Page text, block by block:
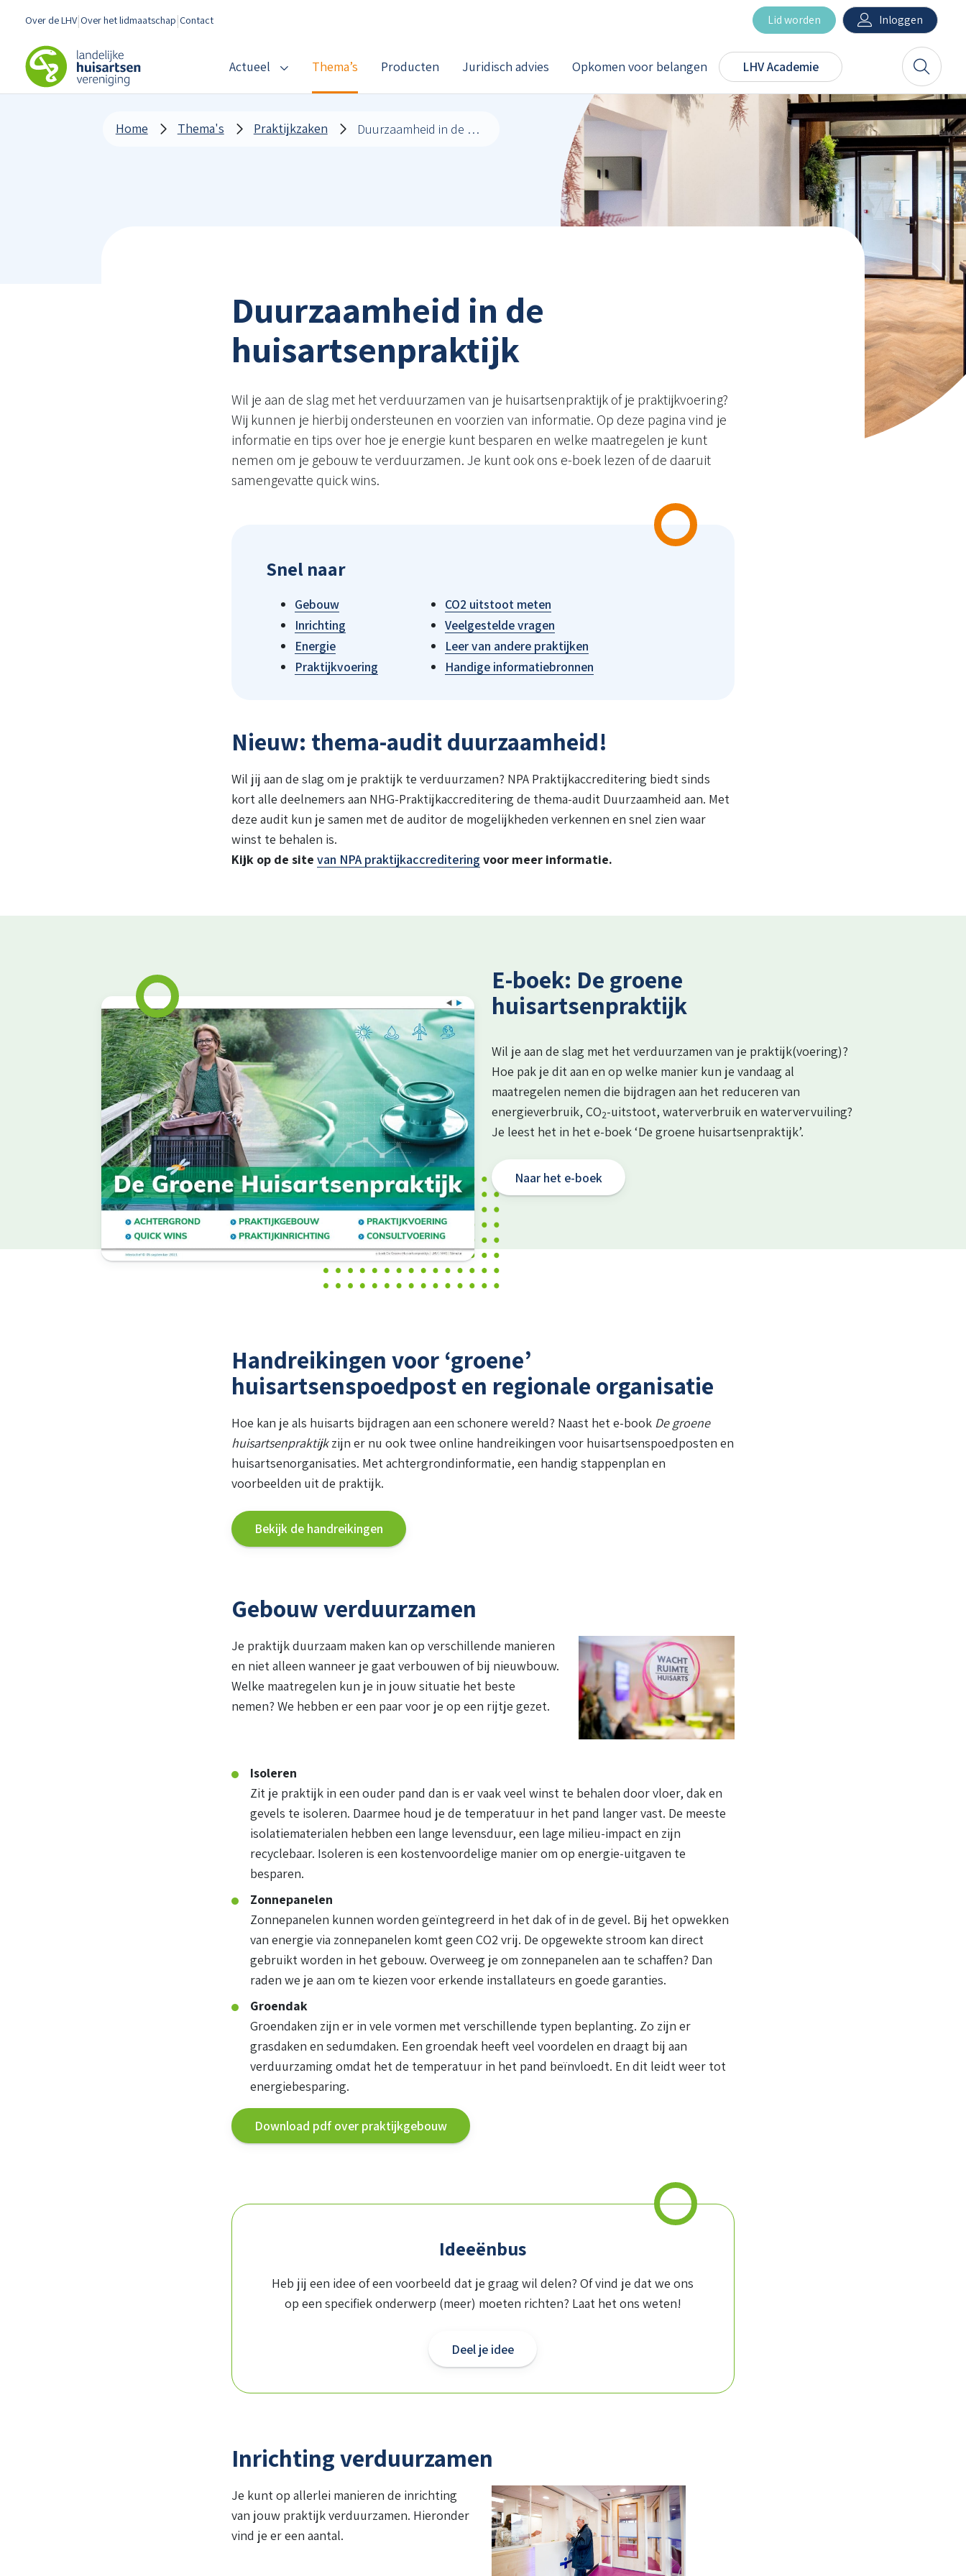
Over de LHV Over het lidmaatschap Contact Lid worden Inloggen
LHV
Actueel Thema’s Producten Juridisch advies Opkomen voor belangen LHV Academie
Zoeken
Home Thema's Praktijkzaken Duurzaamheid in de huisartsenpraktijk
Duurzaamheid in de
huisartsenpraktijk
Wil je aan de slag met het verduurzamen van je huisartsenpraktijk of je praktijkvoering?
Wij kunnen je hierbij ondersteunen en voorzien van informatie. Op deze pagina vind je
informatie en tips over hoe je energie kunt besparen en welke maatregelen je kunt
nemen om je gebouw te verduurzamen. Je kunt ook ons e-boek lezen of de daaruit
samengevatte quick wins.
Snel naar
Gebouw
Inrichting
Energie
Praktijkvoering
CO2 uitstoot meten
Veelgestelde vragen
Leer van andere praktijken
Handige informatiebronnen
Nieuw: thema-audit duurzaamheid!
Wil jij aan de slag om je praktijk te verduurzamen? NPA Praktijkaccreditering biedt sinds
kort alle deelnemers aan NHG-Praktijkaccreditering de thema-audit Duurzaamheid aan. Met
deze audit kun je samen met de auditor de mogelijkheden verkennen en snel zien waar
winst te behalen is.
Kijk op de site van NPA praktijkaccreditering voor meer informatie.
E-boek: De groene
huisartsenpraktijk
Wil je aan de slag met het verduurzamen van je praktijk(voering)?
Hoe pak je dit aan en op welke manier kun je vandaag al
maatregelen nemen die bijdragen aan het reduceren van
energieverbruik, CO2-uitstoot, waterverbruik en watervervuiling?
Je leest het in het e-boek ‘De groene huisartsenpraktijk’.
Naar het e-boek
Handreikingen voor ‘groene’
huisartsenspoedpost en regionale organisatie
Hoe kan je als huisarts bijdragen aan een schonere wereld? Naast het e-book De groene
huisartsenpraktijkzijn er nu ook twee online handreikingen voor huisartsenspoedposten en
huisartsenorganisaties. Met achtergrondinformatie, een handig stappenplan en
voorbeelden uit de praktijk.
Bekijk de handreikingen
Gebouw verduurzamen
Je praktijk duurzaam maken kan op verschillende manieren
en niet alleen wanneer je gaat verbouwen of bij nieuwbouw.
Welke maatregelen kun je in jouw situatie het beste
nemen? We hebben er een paar voor je op een rijtje gezet.
Isoleren
Zit je praktijk in een ouder pand dan is er vaak veel winst te behalen door vloer, dak en
gevels te isoleren. Daarmee houd je de temperatuur in het pand langer vast. De meeste
isolatiematerialen hebben een lange levensduur, een lage milieu-impact en zijn
recyclebaar. Isoleren is een kostenvoordelige manier om op energie-uitgaven te
besparen.
Zonnepanelen
Zonnepanelen kunnen worden geïntegreerd in het dak of in de gevel. Bij het opwekken
van energie via zonnepanelen komt geen CO2 vrij. De opgewekte stroom kan direct
gebruikt worden in het gebouw. Overweeg je om zonnepanelen aan te schaffen? Dan
raden we je aan om te kiezen voor erkende installateurs en goede garanties.
Groendak
Groendaken zijn er in vele vormen met verschillende typen beplanting. Zo zijn er
grasdaken en sedumdaken. Een groendak heeft veel voordelen en draagt bij aan
verduurzaming omdat het de temperatuur in het pand beïnvloedt. En dit leidt weer tot
energiebesparing.
Download pdf over praktijkgebouw
Ideeënbus
Heb jij een idee of een voorbeeld dat je graag wil delen? Of vind je dat we ons
op een specifiek onderwerp (meer) moeten richten? Laat het ons weten!
Deel je idee
Inrichting verduurzamen
Je kunt op allerlei manieren de inrichting
van jouw praktijk verduurzamen. Hieronder
vind je er een aantal.